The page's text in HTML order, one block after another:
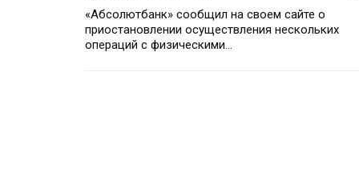
«Абсолютбанк» сообщил на своем сайте о
приостановлении осуществления нескольких
операций с физическими…